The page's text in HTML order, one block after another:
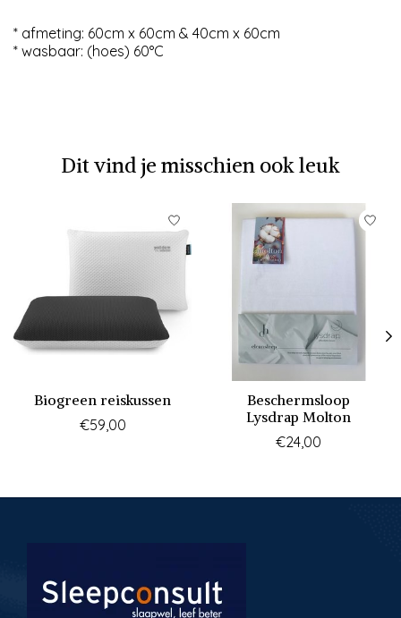
* afmeting: 60cm x 60cm & 40cm x 60cm
* wasbaar: (hoes) 60°C
Dit vind je misschien ook leuk
Items van productcarrousel
Biogreen reiskussen
€59,00
Beschermsloop
Lysdrap Molton
€24,00